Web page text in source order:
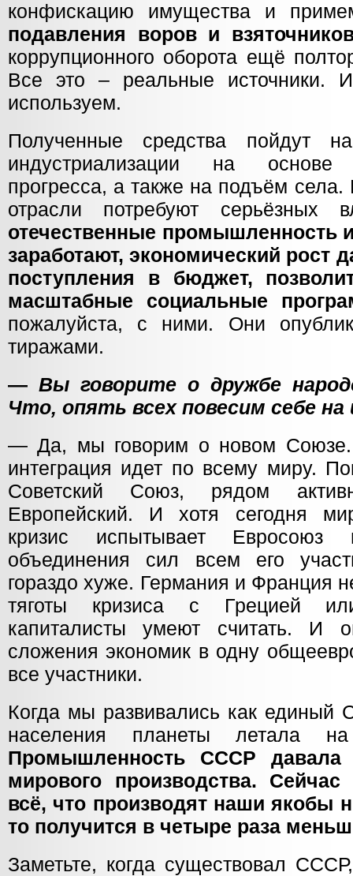
конфискацию имущества и
подавления воров и
коррупционного оборота ещё
Все это – реальные источники.
используем.
Полученные средства пойдут
индустриализации на основе
прогресса, а также на подъём села.
отрасли потребуют серьёзных
отечественные промышленность
заработают, экономический рост
поступления в бюджет,
масштабные социальные
пожалуйста, с ними. Они
тиражами.
— Вы говорите о дружбе
Что, опять всех повесим себе
— Да, мы говорим о новом Союзе.
интеграция идет по всему миру.
Советский Союз, рядом
Европейский. И хотя сегодня
кризис испытывает Евросоюз
объединения сил всем его
гораздо хуже. Германия и Франция
тяготы кризиса с Грецией
капиталисты умеют считать. И
сложения экономик в одну
все участники.
Когда мы развивались как единый
населения планеты летала
Промышленность СССР давала
мирового производства.
всё, что производят наши якобы
то получится в четыре раза
Заметьте, когда существовал